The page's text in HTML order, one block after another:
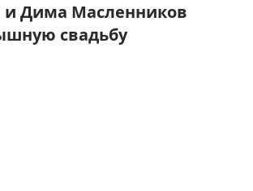
и Дима Масленников
свадьбу